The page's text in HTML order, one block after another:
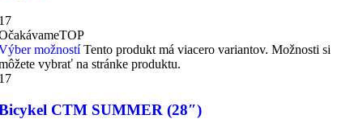
TOP
možností Tento produkt má viacero variantov. Možnosti si
vybrať na stránke produktu.
CTM SUMMER (28″)